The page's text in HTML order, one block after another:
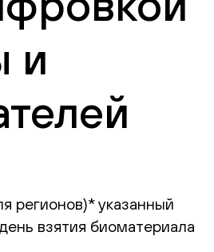
и
регионов)*указанный
взятия биоматериала